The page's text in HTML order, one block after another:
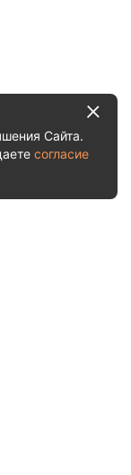
Сайта.
согласие